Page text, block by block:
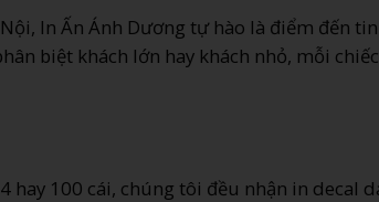
In Ấn Ánh Dương tự hào là điểm đến tin
biệt khách lớn hay khách nhỏ, mỗi
hay 100 cái, chúng tôi đều nhận in decal